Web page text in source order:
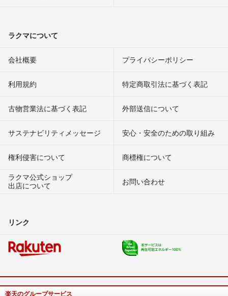
ラクマについて
会社概要 プライバシーポリシー
利用規約 特定商取引法に基づく表記
古物営業法に基づく表記 外部送信について
サステナビリティメッセージ 安心・安全のための取り組み
権利侵害について
商標権について
ラクマ公式ショップ
出店について
お問い合わせ
リンク
楽天のグループサービス